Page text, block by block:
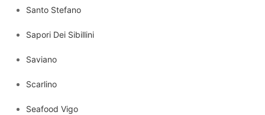
Santo Stefano
Sapori Dei Sibillini
Saviano
Scarlino
Seafood Vigo